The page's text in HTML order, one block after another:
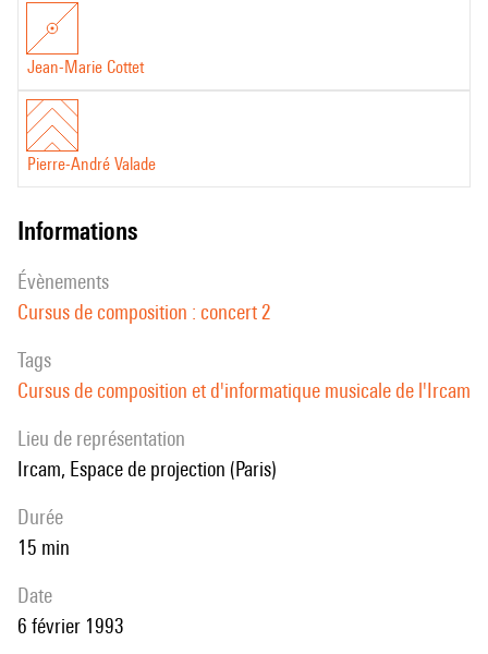
Jean-Marie Cottet
Pierre-André Valade
informations
évènements
Cursus de composition : concert 2
Tags
Cursus de composition et d'informatique musicale de l'Ircam
Lieu de représentation
Ircam, Espace de projection (Paris)
durée
15 min
date
6 février 1993